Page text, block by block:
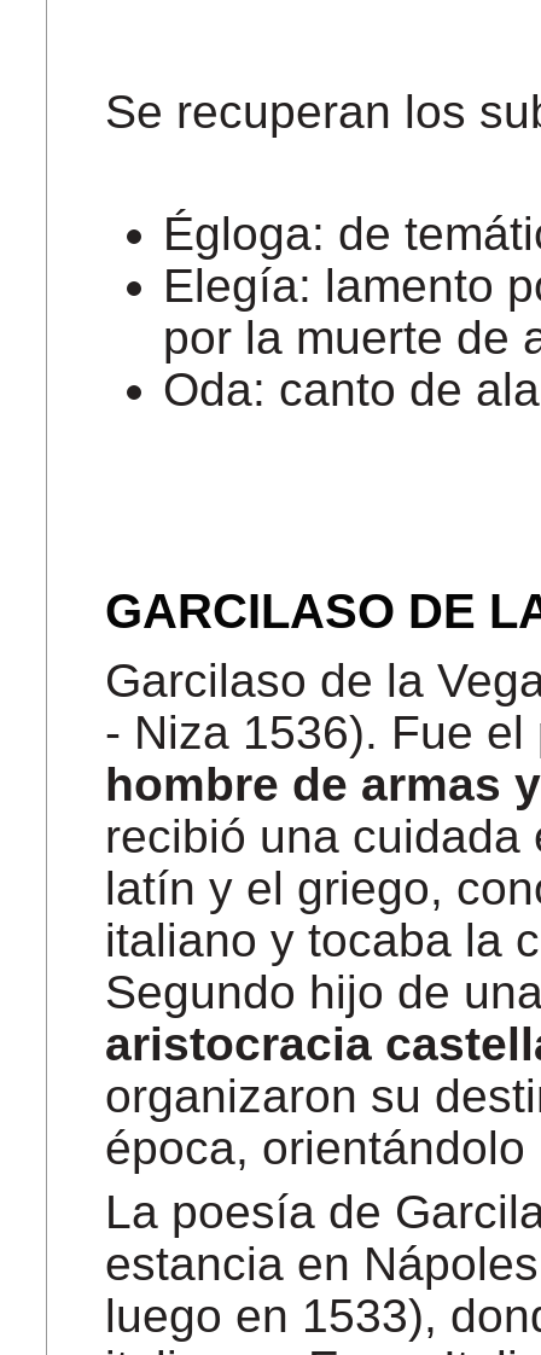
Se recuperan los
Égloga: de
Elegía: lamento
por la muerte de
Oda: canto de
GARCILASO DE
Garcilaso de la
- Niza 1536). Fue
hombre de armas
recibió una cuidada
latín y el griego,
italiano y tocaba la
Segundo hijo de
aristocracia
organizaron su
época,
La poesía de
estancia en
luego en 1533),